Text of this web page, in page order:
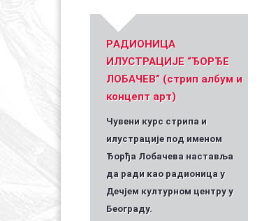
PАДИОНИЦА
ИЛУСТРАЦИЈЕ “ЂОРЂЕ
ЛОБАЧЕВ” (стрип албум и
концепт арт)
Чувени курс стрипа и
илустрације под именом
Ђорђа Лобачева наставља
да ради као радионица у
Дечјем културном центру у
Београду.